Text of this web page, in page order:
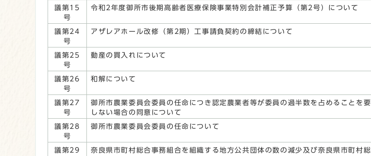
議第15
号
令和2年度御所市後期高齢者医療保険事業特別会計補正予算（第2号）について
議第24
号
アザレアホール改修（第2期）工事請負契約の締結について
議第25
号
動産の買入れについて
議第26
号
和解について
議第27
号
御所市農業委員会委員の任命につき認定農業者等が委員の過半数を占めることを要
しない場合の同意について
議第28
号
御所市農業委員会委員の任命について
議第29
奈良県市町村総合事務組合を組織する地方公共団体の数の減少及び奈良県市町村総